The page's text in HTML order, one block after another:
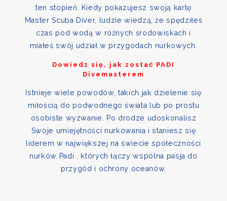
ten stopień. Kiedy pokazujesz swoją kartę
Master Scuba Diver, ludzie wiedzą, że spędziłeś
czas pod wodą w różnych środowiskach i
miałeś swój udział w przygodach nurkowych.
Dowiedz się, jak zostać PADI
Divemasterem
Istnieje wiele powodów, takich jak dzielenie się
miłością do podwodnego świata lub po prostu
osobiste wyzwanie. Po drodze udoskonalisz
Swoje umiejętności nurkowania i staniesz się
liderem w największej na świecie społeczności
nurków Padi , których łączy wspólna pasja do
przygód i ochrony oceanów.